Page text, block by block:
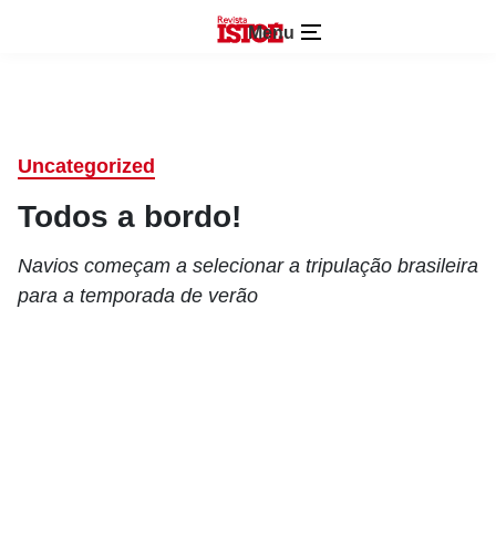
Menu
Uncategorized
Todos a bordo!
Navios começam a selecionar a tripulação brasileira
para a temporada de verão